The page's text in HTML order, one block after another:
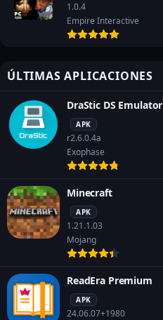
1.0.4
Empire Interactive
ÚLTIMAS APLICACIONES
DraStic DS Emulator
APK
r2.6.0.4a
Exophase
Minecraft
APK
1.21.1.03
Mojang
ReadEra Premium
APK
24.06.07+1980